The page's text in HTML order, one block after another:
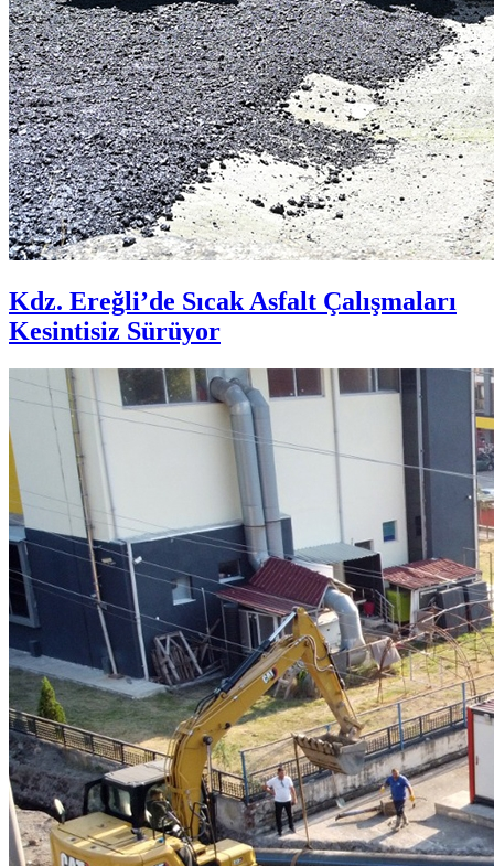
Kdz. Ereğli’de Sıcak Asfalt Çalışmaları
Kesintisiz Sürüyor